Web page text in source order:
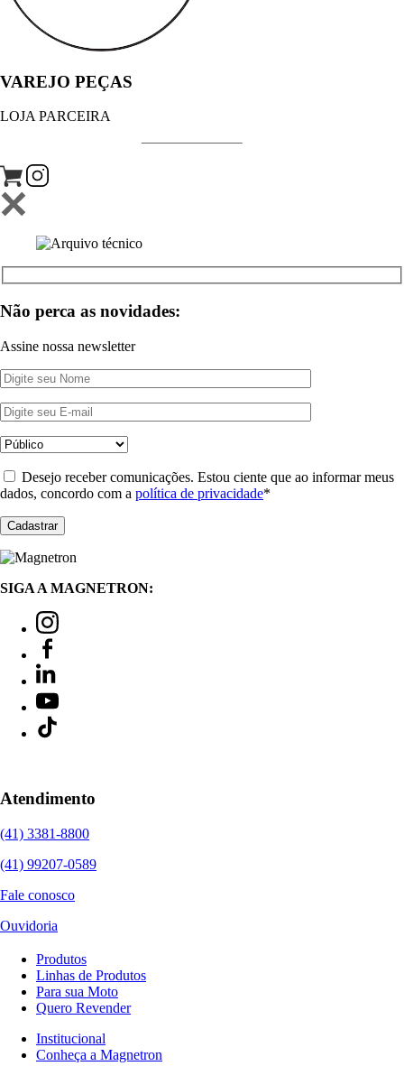
VAREJO PEÇAS
LOJA PARCEIRA
Não perca as novidades:
Assine nossa newsletter
Desejo receber comunicações. Estou ciente que ao informar meus
dados, concordo com a política de privacidade*
SIGA A MAGNETRON:
Atendimento
(41) 3381-8800
(41) 99207-0589
Fale conosco
Ouvidoria
Produtos
Linhas de Produtos
Para sua Moto
Quero Revender
Institucional
Conheça a Magnetron